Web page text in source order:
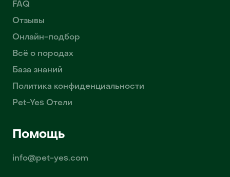
FAQ
Отзывы
Онлайн-подбор
Всё о породах
База знаний
Политика конфиденциальности
Pet-Yes Отели
Помощь
info@pet-yes.com